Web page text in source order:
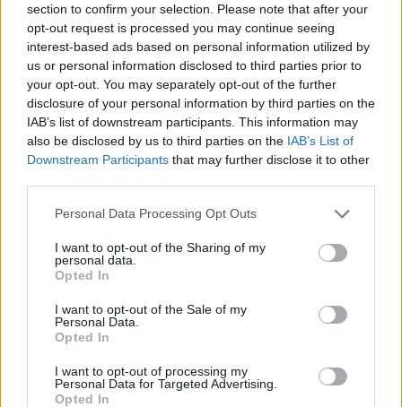
section to confirm your selection. Please note that after your
opt-out request is processed you may continue seeing
interest-based ads based on personal information utilized by
us or personal information disclosed to third parties prior to
your opt-out. You may separately opt-out of the further
disclosure of your personal information by third parties on the
IAB’s list of downstream participants. This information may
also be disclosed by us to third parties on the IAB’s List of
Downstream Participants that may further disclose it to other
Personal Data Processing Opt Outs
I want to opt-out of the Sharing of my
personal data.
Opted In
I want to opt-out of the Sale of my
Personal Data.
Opted In
I want to opt-out of processing my
Personal Data for Targeted Advertising.
Opted In
Peut-on guérir d’une allergie aux crevettes?
Réponse :À l’heure actuelle, il n’existe pas de
traitement définitif pour guérir les allergies aux
crevettes. La gestion repose principalement sur
l’évitement et le traitement des symptômes en cas
d’exposition accidentelle. Cependant, la recherche
dans le domaine des
allergies alimentaires
Conclusion
Les allergies aux crevettes peuvent être gênantes et
parfois dangereuses, mais avec la bonne
connaissance et les précautions appropriées, elles
peuvent être gérées efficacement. N’oubliez pas de
consulter un professionnel de santé en cas de doute
ou de symptômes graves.